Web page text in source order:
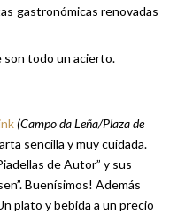
gastronómicas renovadas
son todo un acierto.
(Campo da Leña/Plaza de
sencilla y muy cuidada.
de Autor” y sus
Buenísimos! Además
plato y bebida a un precio